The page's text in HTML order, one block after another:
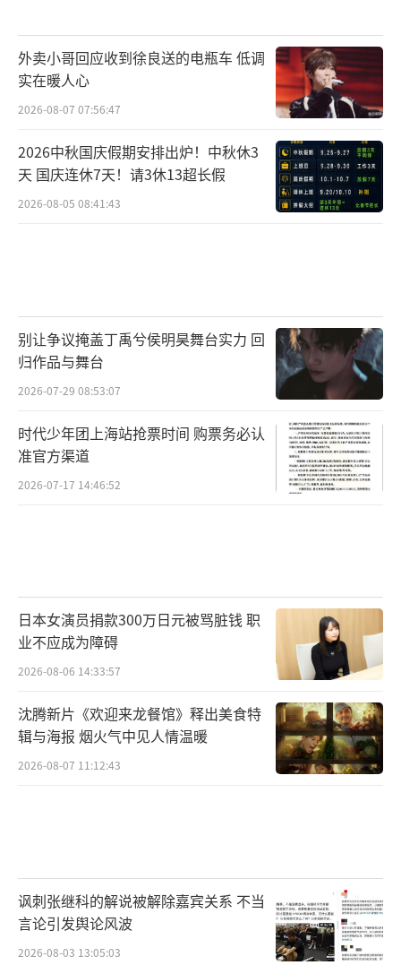
外卖小哥回应收到徐良送的电瓶车 低调
实在暖人心
2026-08-07 07:56:47
2026中秋国庆假期安排出炉！中秋休3
天 国庆连休7天！请3休13超长假
2026-08-05 08:41:43
别让争议掩盖丁禹兮侯明昊舞台实力 回
归作品与舞台
2026-07-29 08:53:07
时代少年团上海站抢票时间 购票务必认
准官方渠道
2026-07-17 14:46:52
日本女演员捐款300万日元被骂脏钱 职
业不应成为障碍
2026-08-06 14:33:57
沈腾新片《欢迎来龙餐馆》释出美食特
辑与海报 烟火气中见人情温暖
2026-08-07 11:12:43
讽刺张继科的解说被解除嘉宾关系 不当
言论引发舆论风波
2026-08-03 13:05:03